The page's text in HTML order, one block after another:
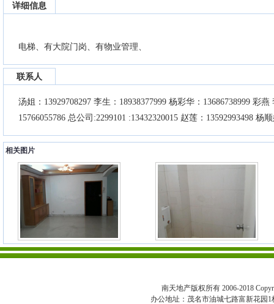
详细信息
电梯、有大院门岗、有物业管理、
联系人
汤姐：13929708297 李生：18938377999 杨彩华：13686738999 彩
15766055786 总公司:2299101 :13432320015 赵莲：13592993498 杨
相关图片
南天地产版权所有 2006-2018
办公地址：茂名市油城七路富新花园